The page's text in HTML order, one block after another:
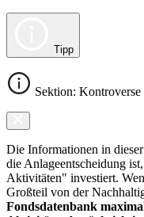
Tipp
Sektion:
Die Informationen in
die Anlageentscheidung
Aktivitäten" investiert.
Großteil von der
Fondsdatenbank